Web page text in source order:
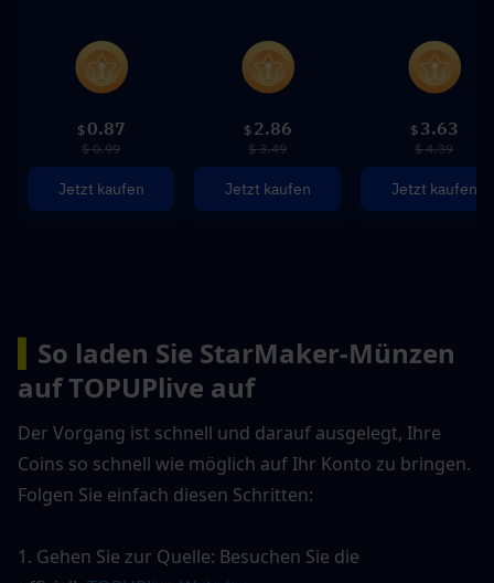
$ 0.87
$ 0.99
Jetzt kaufen
$ 2.86
$ 3.49
Jetzt kaufen
$ 3.63
$ 4.39
Jetzt kaufen
So laden Sie StarMaker-Münzen
auf TOPUPlive auf
Der Vorgang ist schnell und darauf ausgelegt, Ihre
Coins so schnell wie möglich auf Ihr Konto zu bringen.
Folgen Sie einfach diesen Schritten:
1. Gehen Sie zur Quelle: Besuchen Sie die